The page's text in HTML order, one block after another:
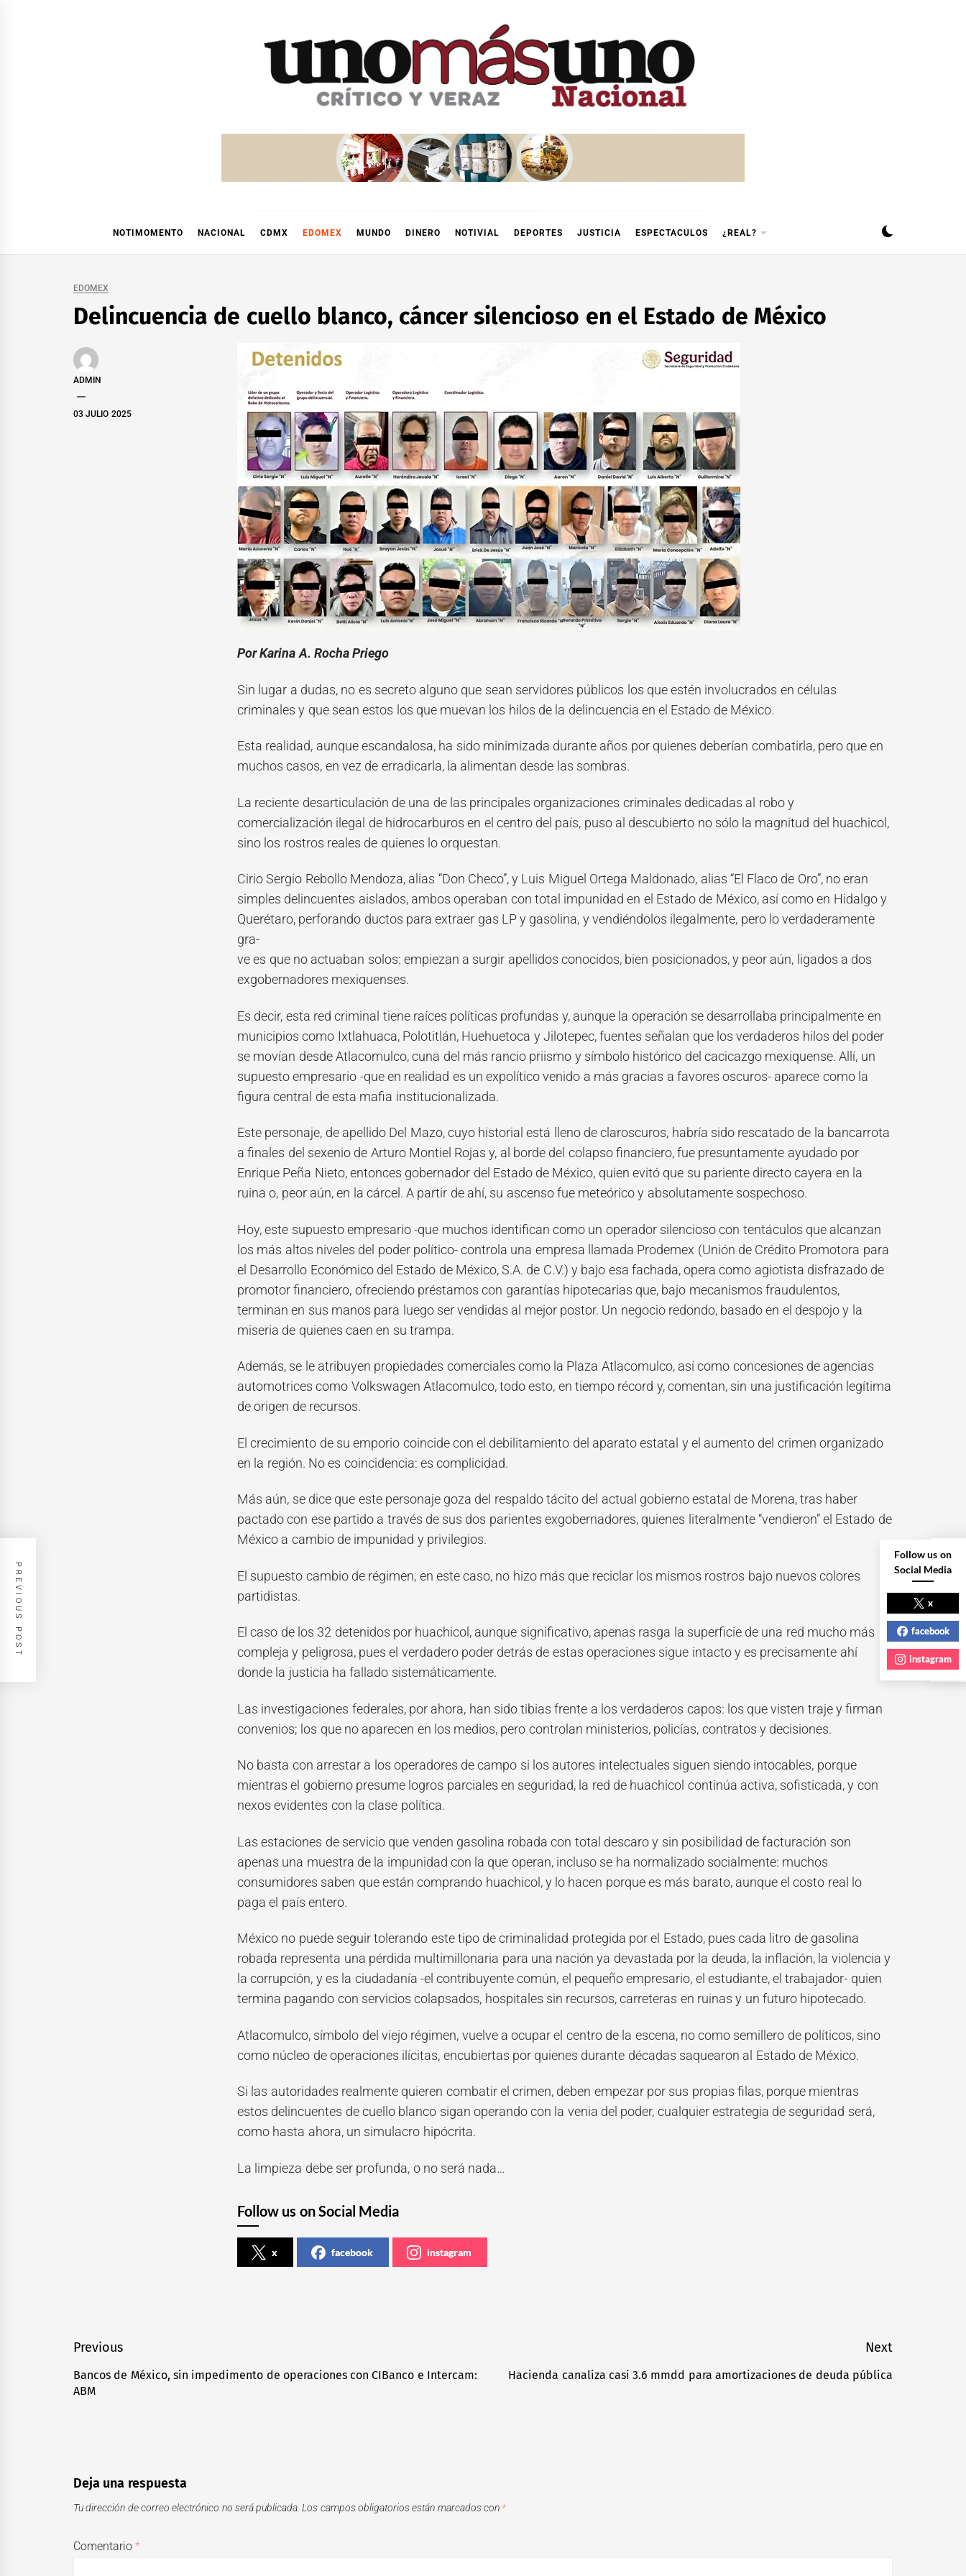
NOTIMOMENTO NACIONAL CDMX EDOMEX MUNDO DINERO NOTIVIAL DEPORTES JUSTICIA ESPECTACULOS ¿REAL?
EDOMEX
Delincuencia de cuello blanco, cáncer silencioso en el Estado de México
ADMIN
03 JULIO 2025
Por Karina A. Rocha Priego
Sin lugar a dudas, no es secreto alguno que sean servidores públicos los que estén involucrados en células
criminales y que sean estos los que muevan los hilos de la delincuencia en el Estado de México.
Esta realidad, aunque escandalosa, ha sido minimizada durante años por quienes deberían combatirla, pero que en
muchos casos, en vez de erradicarla, la alimentan desde las sombras.
La reciente desarticulación de una de las principales organizaciones criminales dedicadas al robo y
comercialización ilegal de hidrocarburos en el centro del país, puso al descubierto no sólo la magnitud del huachicol,
sino los rostros reales de quienes lo orquestan.
Cirio Sergio Rebollo Mendoza, alias “Don Checo”, y Luis Miguel Ortega Maldonado, alias “El Flaco de Oro”, no eran
simples delincuentes aislados, ambos operaban con total impunidad en el Estado de México, así como en Hidalgo y
Querétaro, perforando ductos para extraer gas LP y gasolina, y vendiéndolos ilegalmente, pero lo verdaderamente
gra-
ve es que no actuaban solos: empiezan a surgir apellidos conocidos, bien posicionados, y peor aún, ligados a dos
exgobernadores mexiquenses.
Es decir, esta red criminal tiene raíces políticas profundas y, aunque la operación se desarrollaba principalmente en
municipios como Ixtlahuaca, Polotitlán, Huehuetoca y Jilotepec, fuentes señalan que los verdaderos hilos del poder
se movían desde Atlacomulco, cuna del más rancio priismo y símbolo histórico del cacicazgo mexiquense. Allí, un
supuesto empresario -que en realidad es un expolítico venido a más gracias a favores oscuros- aparece como la
figura central de esta mafia institucionalizada.
Este personaje, de apellido Del Mazo, cuyo historial está lleno de claroscuros, habría sido rescatado de la bancarrota
a finales del sexenio de Arturo Montiel Rojas y, al borde del colapso financiero, fue presuntamente ayudado por
Enrique Peña Nieto, entonces gobernador del Estado de México, quien evitó que su pariente directo cayera en la
ruina o, peor aún, en la cárcel. A partir de ahí, su ascenso fue meteórico y absolutamente sospechoso.
Hoy, este supuesto empresario -que muchos identifican como un operador silencioso con tentáculos que alcanzan
los más altos niveles del poder político- controla una empresa llamada Prodemex (Unión de Crédito Promotora para
el Desarrollo Económico del Estado de México, S.A. de C.V.) y bajo esa fachada, opera como agiotista disfrazado de
promotor financiero, ofreciendo préstamos con garantías hipotecarias que, bajo mecanismos fraudulentos,
terminan en sus manos para luego ser vendidas al mejor postor. Un negocio redondo, basado en el despojo y la
miseria de quienes caen en su trampa.
Además, se le atribuyen propiedades comerciales como la Plaza Atlacomulco, así como concesiones de agencias
automotrices como Volkswagen Atlacomulco, todo esto, en tiempo récord y, comentan, sin una justificación legítima
de origen de recursos.
El crecimiento de su emporio coincide con el debilitamiento del aparato estatal y el aumento del crimen organizado
en la región. No es coincidencia: es complicidad.
Más aún, se dice que este personaje goza del respaldo tácito del actual gobierno estatal de Morena, tras haber
pactado con ese partido a través de sus dos parientes exgobernadores, quienes literalmente “vendieron” el Estado de
México a cambio de impunidad y privilegios.
El supuesto cambio de régimen, en este caso, no hizo más que reciclar los mismos rostros bajo nuevos colores
partidistas.
El caso de los 32 detenidos por huachicol, aunque significativo, apenas rasga la superficie de una red mucho más
compleja y peligrosa, pues el verdadero poder detrás de estas operaciones sigue intacto y es precisamente ahí
donde la justicia ha fallado sistemáticamente.
Las investigaciones federales, por ahora, han sido tibias frente a los verdaderos capos: los que visten traje y firman
convenios; los que no aparecen en los medios, pero controlan ministerios, policías, contratos y decisiones.
No basta con arrestar a los operadores de campo si los autores intelectuales siguen siendo intocables, porque
mientras el gobierno presume logros parciales en seguridad, la red de huachicol continúa activa, sofisticada, y con
nexos evidentes con la clase política.
Las estaciones de servicio que venden gasolina robada con total descaro y sin posibilidad de facturación son
apenas una muestra de la impunidad con la que operan, incluso se ha normalizado socialmente: muchos
consumidores saben que están comprando huachicol, y lo hacen porque es más barato, aunque el costo real lo
paga el país entero.
México no puede seguir tolerando este tipo de criminalidad protegida por el Estado, pues cada litro de gasolina
robada representa una pérdida multimillonaria para una nación ya devastada por la deuda, la inflación, la violencia y
la corrupción, y es la ciudadanía -el contribuyente común, el pequeño empresario, el estudiante, el trabajador- quien
termina pagando con servicios colapsados, hospitales sin recursos, carreteras en ruinas y un futuro hipotecado.
Atlacomulco, símbolo del viejo régimen, vuelve a ocupar el centro de la escena, no como semillero de políticos, sino
como núcleo de operaciones ilícitas, encubiertas por quienes durante décadas saquearon al Estado de México.
Si las autoridades realmente quieren combatir el crimen, deben empezar por sus propias filas, porque mientras
estos delincuentes de cuello blanco sigan operando con la venia del poder, cualquier estrategia de seguridad será,
como hasta ahora, un simulacro hipócrita.
La limpieza debe ser profunda, o no será nada…
Follow us on Social Media
x facebook instagram
Navegación
de
entradas
Previous
Previous
post:
Bancos de México, sin impedimento de operaciones con CIBanco e Intercam:
ABM
Next
Hacienda canaliza casi 3.6 mmdd para amortizaciones de deuda pública
PREVIOUS POST NEXT POST
Deja una respuesta
Tu dirección de correo electrónico no será publicada. Los campos obligatorios están marcados con *
Comentario*
Follow us on
Social Media
x
facebook
instagram